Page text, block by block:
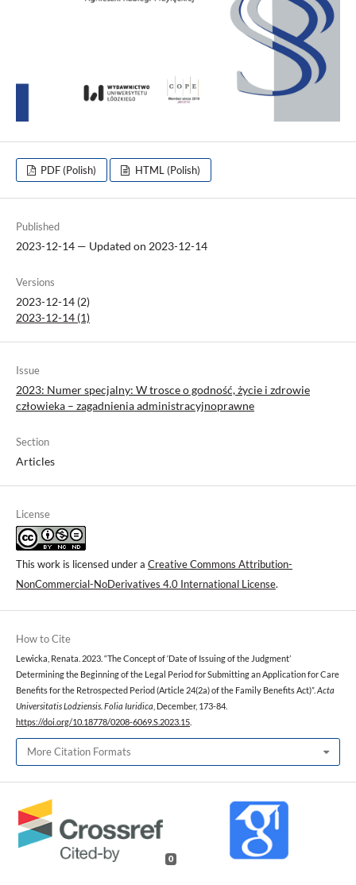
PDF (Polish) HTML (Polish)
Published
2023-12-14 — Updated on 2023-12-14
Versions
2023-12-14 (2)
2023-12-14 (1)
Issue
2023: Numer specjalny: W trosce o godność, życie i zdrowie
człowieka – zagadnienia administracyjnoprawne
Section
Articles
License
This work is licensed under a Creative Commons Attribution-
NonCommercial-NoDerivatives 4.0 International License.
How to Cite
Lewicka, Renata. 2023. “The Concept of ‘Date of Issuing of the Judgment’
Determining the Beginning of the Legal Period for Submitting an Application for Care
Benefits for the Retrospected Period (Article 24(2a) of the Family Benefits Act)”. Acta
Universitatis Lodziensis. Folia Iuridica , December, 173-84.
https://doi.org/10.18778/0208-6069.S.2023.15
More Citation Formats
0